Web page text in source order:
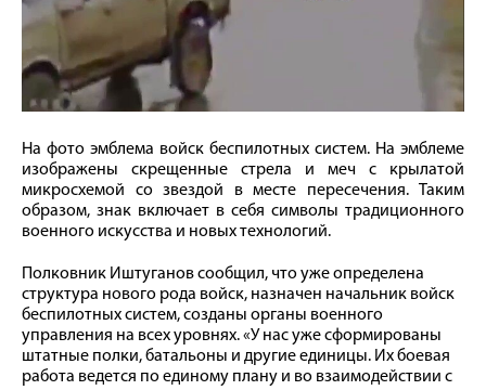
На фото эмблема войск беспилотных систем. На эмблеме
изображены скрещенные стрела и меч с крылатой
микросхемой со звездой в месте пересечения. Таким
образом, знак включает в себя символы традиционного
военного искусства и новых технологий.
Полковник Иштуганов сообщил, что уже определена
структура нового рода войск, назначен начальник войск
беспилотных систем, созданы органы военного
управления на всех уровнях. «У нас уже сформированы
штатные полки, батальоны и другие единицы. Их боевая
работа ведется по единому плану и во взаимодействии с